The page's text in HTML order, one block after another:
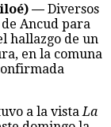
— Diversos
Ancud para
hallazgo de un
en la comuna
a la vistaLa